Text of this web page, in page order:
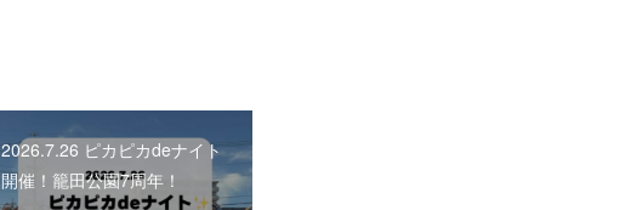
2026.7.26 ピカピカdeナイト
開催！籠田公園7周年！